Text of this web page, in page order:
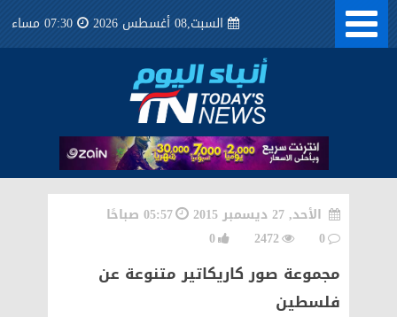
السبت,08 أغسطس 2026 07:30 مساء
الأحد, 27 ديسمبر 2015
05:57 صباحًا
0
2472
0
مجموعة صور كاريكاتير متنوعة عن
فلسطين